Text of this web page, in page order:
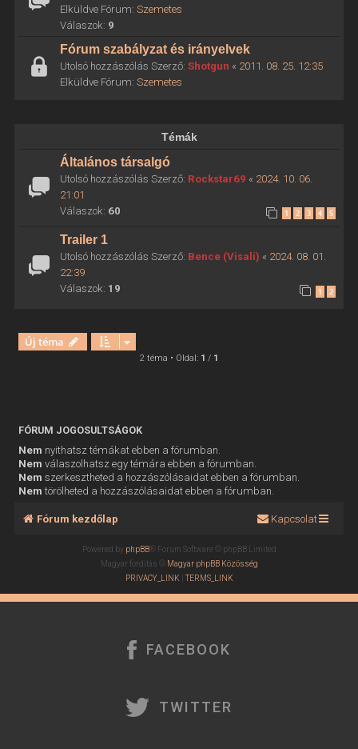
Elküldve Fórum: Szemetes
Válaszok: 9
Fórum szabályzat és irányelvek
Utolsó hozzászólás Szerző: Shotgun « 2011. 08. 25. 12:35
Elküldve Fórum: Szemetes
Témák
Általános társalgó
Utolsó hozzászólás Szerző: Rockstar69 « 2024. 10. 06.
21:01
Válaszok: 60 1 2 3 4 5
Trailer 1
Utolsó hozzászólás Szerző: Bence (Visali) « 2024. 08. 01.
22:39
Válaszok: 19 1 2
Új téma
2 téma • Oldal: 1 / 1
FÓRUM JOGOSULTSÁGOK
Nem nyithatsz témákat ebben a fórumban.
Nem válaszolhatsz egy témára ebben a fórumban.
Nem szerkesztheted a hozzászólásaidat ebben a fórumban.
Nem törölheted a hozzászólásaidat ebben a fórumban.
Fórum kezdőlap Kapcsolat
Powered by phpBB® Forum Software © phpBB Limited
Magyar fordítás ©
Magyar phpBB Közösség
PRIVACY_LINK| TERMS_LINK
FACEBOOK
TWITTER